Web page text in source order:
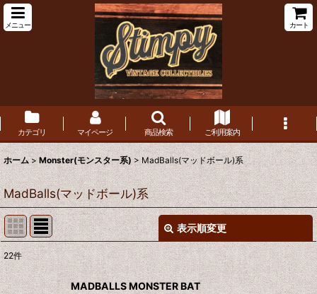
メニュー カート
カテゴリ マイページ 商品検索 ご利用案内
ホーム > Monster(モンスター系) > MadBalls(マッドボール)系
MadBalls(マッドボール)系
表示順変更
表示数:
22件
MADBALLS MONSTER BAT